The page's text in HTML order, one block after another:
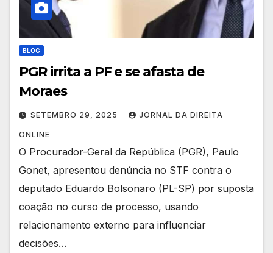
BLOG
PGR irrita a PF e se afasta de
Moraes
SETEMBRO 29, 2025 JORNAL DA DIREITA
ONLINE
O Procurador-Geral da República (PGR), Paulo
Gonet, apresentou denúncia no STF contra o
deputado Eduardo Bolsonaro (PL-SP) por suposta
coação no curso de processo, usando
relacionamento externo para influenciar
decisões…